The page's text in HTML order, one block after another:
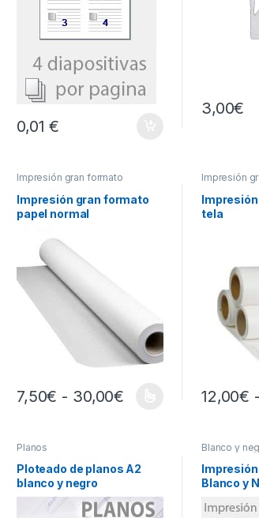
0,01 €
3,00€
Impresión gran formato
Impresión gran formato
papel normal
7,50€ - 30,00€ Rango de
Este producto tiene múltiples variantes. Las
Impresión
tela
12,00€ -
Este
Planos
Ploteado de planos A2
blanco y negro
Blanco y
Impresión
Blanco y